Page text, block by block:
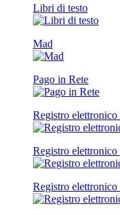
Libri di testo
Mad
Pago in Rete
Registro
Registro
Registro elettronico